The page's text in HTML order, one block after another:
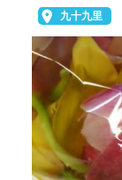
九十九里